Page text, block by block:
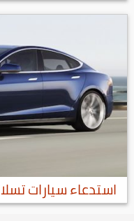
استدعاء سيارات تسلا Model S بسبب خلل مصنعي